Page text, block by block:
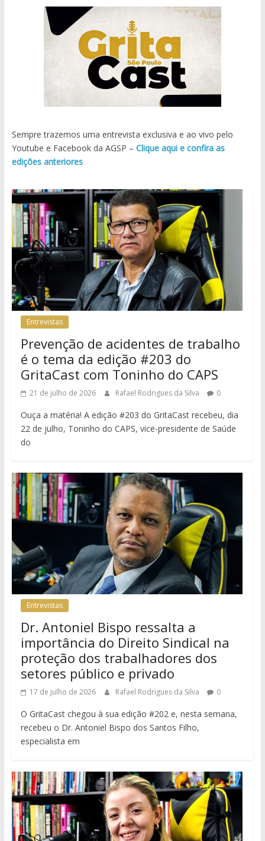
Sempre trazemos uma entrevista exclusiva e ao vivo pelo
Youtube e Facebook da AGSP – Clique aqui e confira as
edições anteriores
Entrevistas
Prevenção de acidentes de trabalho
é o tema da edição #203 do
GritaCast com Toninho do CAPS
21 de julho de 2026 Rafael Rodrigues da Silva 0
Ouça a matéria! A edição #203 do GritaCast recebeu, dia
22 de julho, Toninho do CAPS, vice-presidente de Saúde
do
Entrevistas
Dr. Antoniel Bispo ressalta a
importância do Direito Sindical na
proteção dos trabalhadores dos
setores público e privado
17 de julho de 2026 Rafael Rodrigues da Silva 0
O GritaCast chegou à sua edição #202 e, nesta semana,
recebeu o Dr. Antoniel Bispo dos Santos Filho,
especialista em